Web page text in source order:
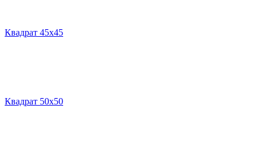
Квадрат 45х45
Квадрат 50х50